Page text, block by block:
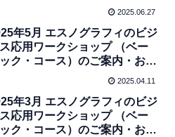
込み（終了しました）
2025.06.27
年5月 エスノグラフィのビジ
応用ワークショップ （ベー
ク・コース）のご案内・お申
2025.04.11
年3月 エスノグラフィのビジ
応用ワークショップ （ベー
ク・コース）のご案内・お申